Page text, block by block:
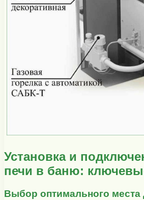
Установка и
печи в баню:
Выбор оптимального места